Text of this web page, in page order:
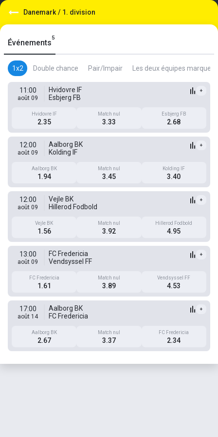
Danemark / 1. division
Événements
5
1x2 Double chance Pair/Impair Les deux équipes marquent
11:00
août 09
Hvidovre IF
Esbjerg FB
+
Hvidovre IF
2.35
Match nul
3.33
Esbjerg FB
2.68
12:00
août 09
Aalborg BK
Kolding IF
+
Aalborg BK
1.94
Match nul
3.45
Kolding IF
3.40
12:00
août 09
Vejle BK
Hillerod Fodbold
+
Vejle BK
1.56
Match nul
3.92
Hillerod Fodbold
4.95
13:00
août 09
FC Fredericia
Vendsyssel FF
+
FC Fredericia
1.61
Match nul
3.89
Vendsyssel FF
4.53
17:00
août 14
Aalborg BK
FC Fredericia
+
Aalborg BK
2.67
Match nul
3.37
FC Fredericia
2.34